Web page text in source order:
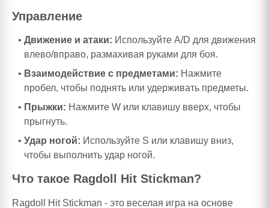
Управление
Движение и атаки: Используйте A/D для движения
влево/вправо, размахивая руками для боя.
Взаимодействие с предметами: Нажмите
пробел, чтобы поднять или удерживать предметы.
Прыжки: Нажмите W или клавишу вверх, чтобы
прыгнуть.
Удар ногой: Используйте S или клавишу вниз,
чтобы выполнить удар ногой.
Что такое Ragdoll Hit Stickman?
Ragdoll Hit Stickman - это веселая игра на основе